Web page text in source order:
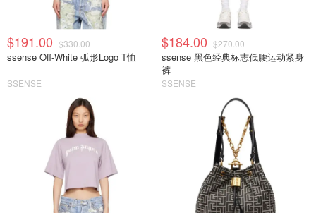
$191.00 $330.00
ssense Off-White 弧形Logo T恤
SSENSE
$184.00 $270.00
ssense 黑色经典标志低腰运动紧身
裤
SSENSE